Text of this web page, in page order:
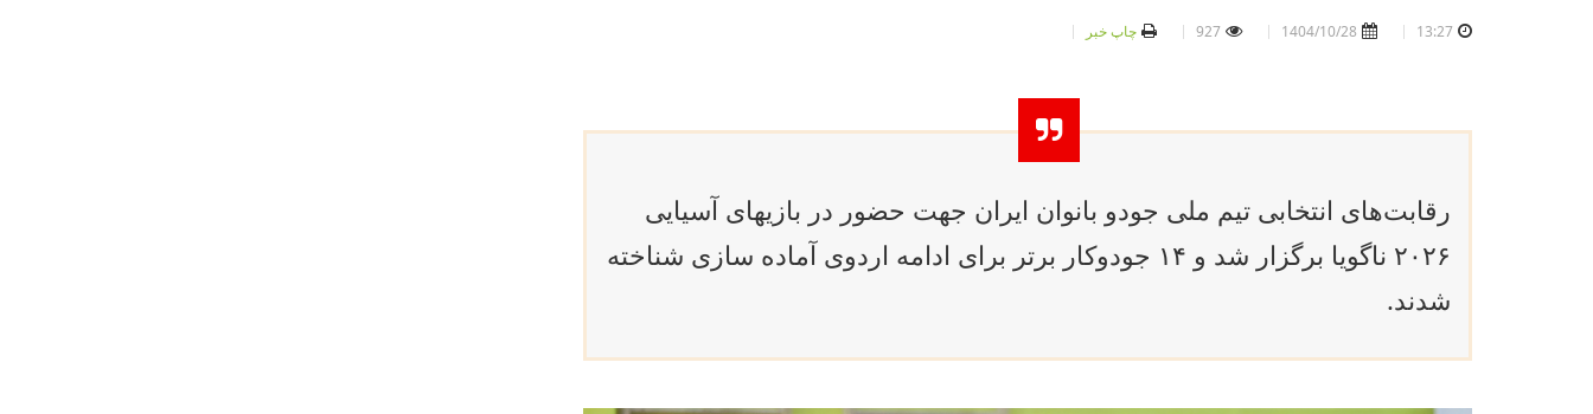
13:27
1404/10/28
927 چاپ خبر
رقابت‌های انتخابی تیم ملی جودو بانوان ایران جهت حضور در بازیهای آسیایی
۲۰۲۶ ناگویا برگزار شد و ۱۴ جودوکار برتر برای ادامه اردوی آماده سازی شناخته
شدند.